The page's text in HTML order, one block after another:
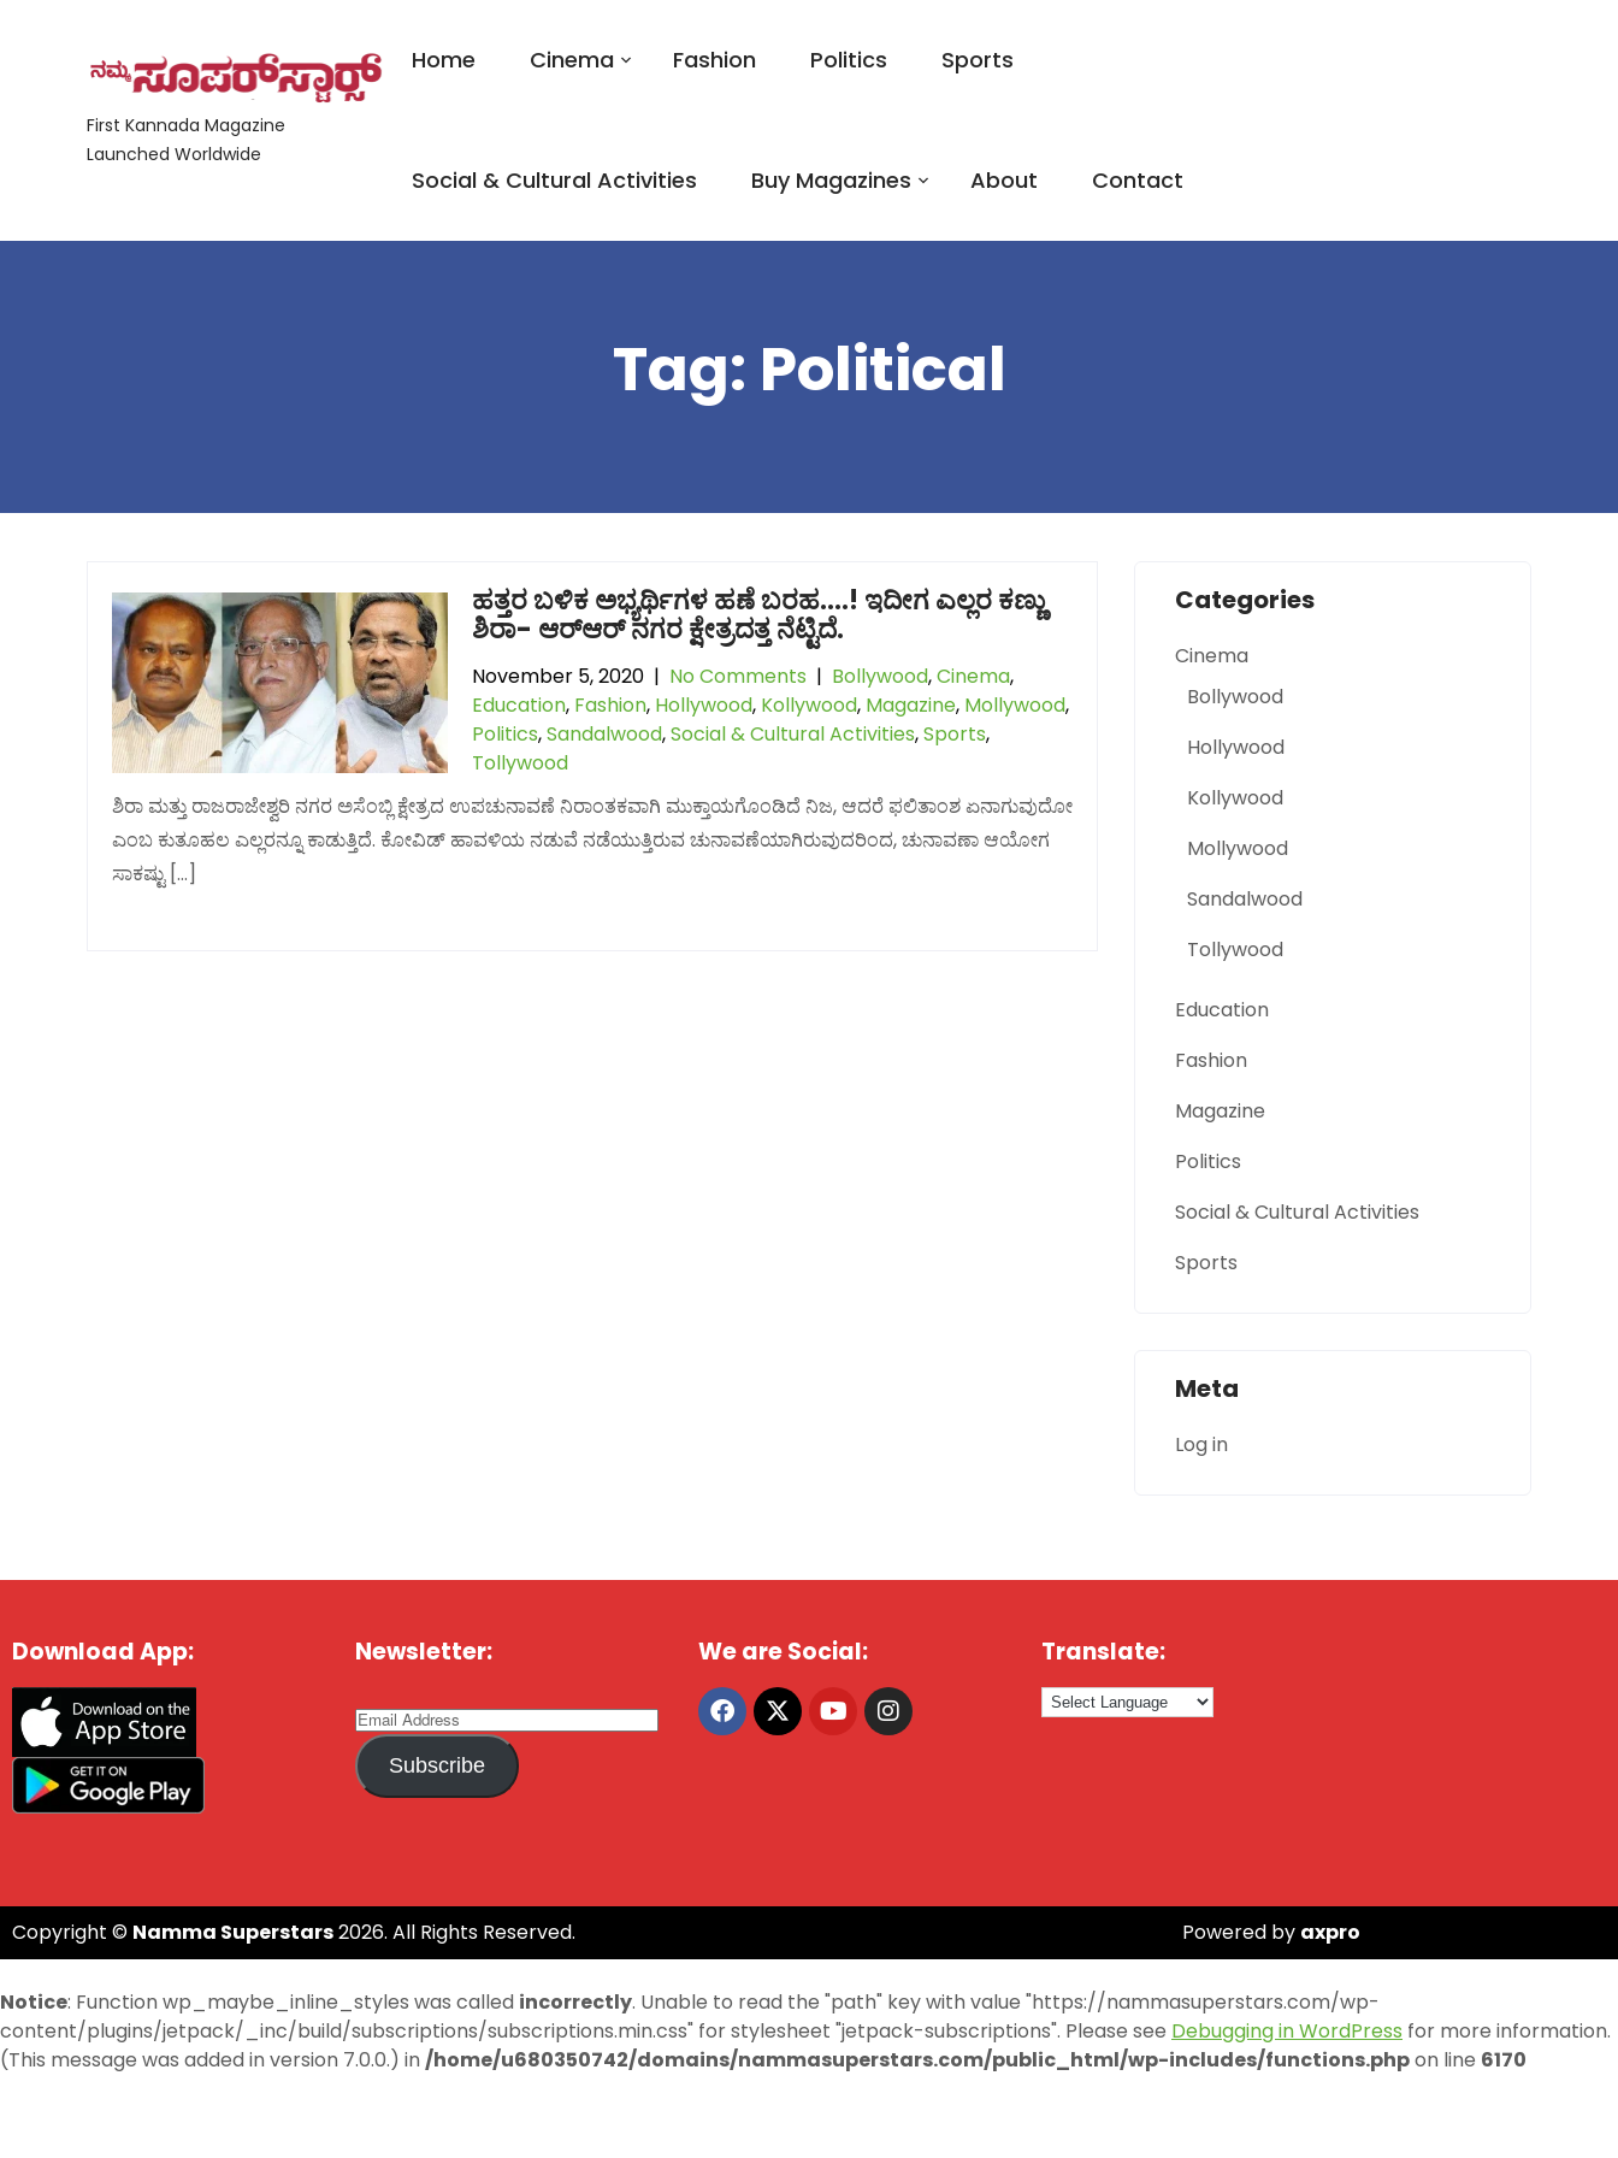
First Kannada Magazine
Launched Worldwide
Home Cinema Fashion Politics Sports
Social & Cultural Activities Buy Magazines About Contact
Tag: Political
ಹತ್ತರ ಬಳಿಕ ಅಭ್ಯರ್ಥಿಗಳ ಹಣೆ ಬರಹ….! ಇದೀಗ ಎಲ್ಲರ ಕಣ್ಣು
ಶಿರಾ- ಆರ್‌ಆರ್ ನಗರ ಕ್ಷೇತ್ರದತ್ತ ನೆಟ್ಟಿದೆ.
November 5, 2020 | No Comments | Bollywood,Cinema,
Education, Fashion, Hollywood, Kollywood, Magazine, Mollywood,
Politics,Sandalwood,Social & Cultural Activities,Sports,
Tollywood
ಶಿರಾ ಮತ್ತು ರಾಜರಾಜೇಶ್ವರಿ ನಗರ ಅಸೆಂಬ್ಲಿ ಕ್ಷೇತ್ರದ ಉಪಚುನಾವಣೆ ನಿರಾಂತಕವಾಗಿ ಮುಕ್ತಾಯಗೊಂಡಿದೆ ನಿಜ, ಆದರೆ ಫಲಿತಾಂಶ ಏನಾಗುವುದೋ
ಎಂಬ ಕುತೂಹಲ ಎಲ್ಲರನ್ನೂ ಕಾಡುತ್ತಿದೆ. ಕೋವಿಡ್ ಹಾವಳಿಯ ನಡುವೆ ನಡೆಯುತ್ತಿರುವ ಚುನಾವಣೆಯಾಗಿರುವುದರಿಂದ, ಚುನಾವಣಾ ಆಯೋಗ
ಸಾಕಷ್ಟು […]
Categories
Cinema
Bollywood
Hollywood
Kollywood
Mollywood
Sandalwood
Tollywood
Education
Fashion
Magazine
Politics
Social & Cultural Activities
Sports
Meta
Log in
Download App: Newsletter:
Subscribe
We are Social: Translate:
Copyright © Namma Superstars2026. All Rights Reserved. Powered by axpro
Notice: Function wp_maybe_inline_styles was called incorrectly. Unable to read the "path" key with value "https://nammasuperstars.com/wp-
content/plugins/jetpack/_inc/build/subscriptions/subscriptions.min.css" for stylesheet "jetpack-subscriptions". Please see Debugging in WordPress for more information.
(This message was added in version 7.0.0.) in /home/u680350742/domains/nammasuperstars.com/public_html/wp-includes/functions.phpon line 6170